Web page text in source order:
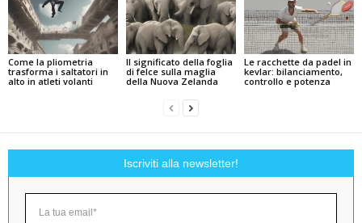
Come la pliometria
trasforma i saltatori in
alto in atleti volanti
Il significato della foglia
di felce sulla maglia
della Nuova Zelanda
Le racchette da padel in
kevlar: bilanciamento,
controllo e potenza
Iscriviti alla newsletter!